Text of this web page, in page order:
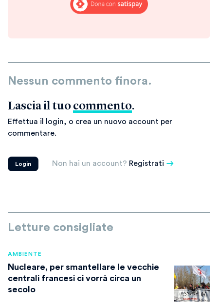
Nessun commento finora.
Lascia il tuo commento.
Effettua il login, o crea un nuovo account per
commentare.
Login Non hai un account? Registrati
Letture consigliate
AMBIENTE
Nucleare, per smantellare le vecchie
centrali francesi ci vorrà circa un
secolo